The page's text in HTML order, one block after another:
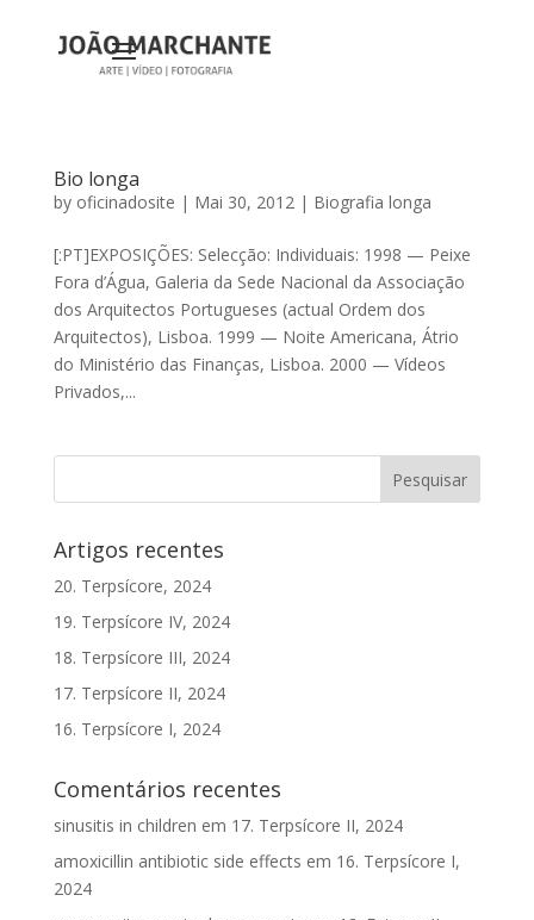
Bio longa
by oficinadosite | Mai 30, 2012| Biografia longa
[:PT]EXPOSIÇÕES: Selecção: Individuais: 1998 — Peixe
Fora d’Água, Galeria da Sede Nacional da Associação
dos Arquitectos Portugueses (actual Ordem dos
Arquitectos), Lisboa. 1999 — Noite Americana, Átrio
do Ministério das Finanças, Lisboa. 2000 — Vídeos
Privados,...
Artigos recentes
20. Terpsícore, 2024
19. Terpsícore IV, 2024
18. Terpsícore III, 2024
17. Terpsícore II, 2024
16. Terpsícore I, 2024
Comentários recentes
sinusitis in children em 17. Terpsícore II, 2024
amoxicillin antibiotic side effects em 16. Terpsícore I,
2024